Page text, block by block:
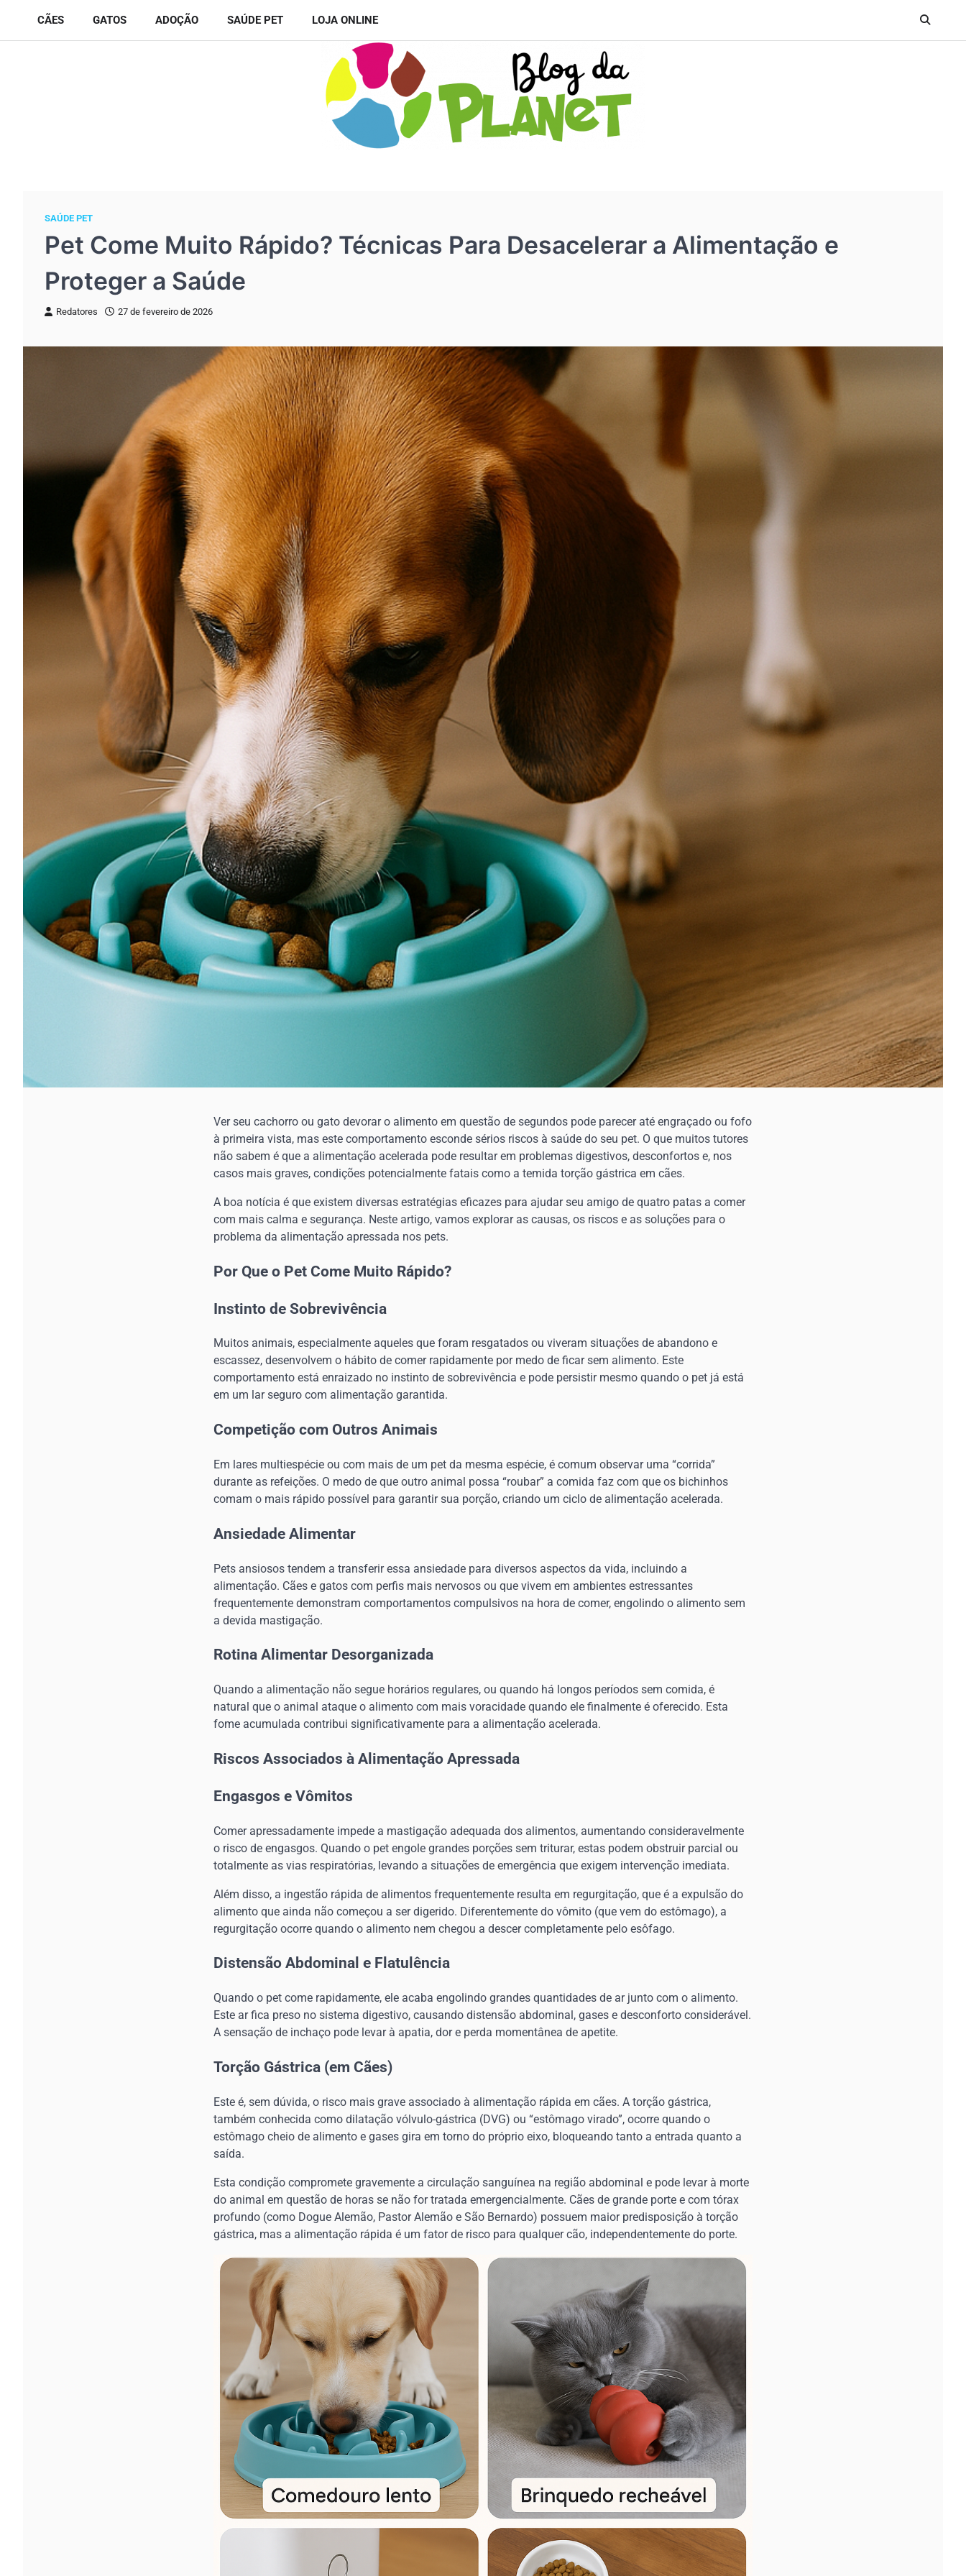
content
CÃES GATOS ADOÇÃO SAÚDE PET LOJA ONLINE
SAÚDE PET
Pet Come Muito Rápido? Técnicas Para Desacelerar a Alimentação e
Proteger a Saúde
Redatores 27 de fevereiro de 2026
Ver seu cachorro ou gato devorar o alimento em questão de segundos pode parecer até engraçado ou fofo
à primeira vista, mas este comportamento esconde sérios riscos à saúde do seu pet. O que muitos tutores
não sabem é que a alimentação acelerada pode resultar em problemas digestivos, desconfortos e, nos
casos mais graves, condições potencialmente fatais como a temida torção gástrica em cães.
A boa notícia é que existem diversas estratégias eficazes para ajudar seu amigo de quatro patas a comer
com mais calma e segurança. Neste artigo, vamos explorar as causas, os riscos e as soluções para o
problema da alimentação apressada nos pets.
Por Que o Pet Come Muito Rápido?
Instinto de Sobrevivência
Muitos animais, especialmente aqueles que foram resgatados ou viveram situações de abandono e
escassez, desenvolvem o hábito de comer rapidamente por medo de ficar sem alimento. Este
comportamento está enraizado no instinto de sobrevivência e pode persistir mesmo quando o pet já está
em um lar seguro com alimentação garantida.
Competição com Outros Animais
Em lares multiespécie ou com mais de um pet da mesma espécie, é comum observar uma “corrida”
durante as refeições. O medo de que outro animal possa “roubar” a comida faz com que os bichinhos
comam o mais rápido possível para garantir sua porção, criando um ciclo de alimentação acelerada.
Ansiedade Alimentar
Pets ansiosos tendem a transferir essa ansiedade para diversos aspectos da vida, incluindo a
alimentação. Cães e gatos com perfis mais nervosos ou que vivem em ambientes estressantes
frequentemente demonstram comportamentos compulsivos na hora de comer, engolindo o alimento sem
a devida mastigação.
Rotina Alimentar Desorganizada
Quando a alimentação não segue horários regulares, ou quando há longos períodos sem comida, é
natural que o animal ataque o alimento com mais voracidade quando ele finalmente é oferecido. Esta
fome acumulada contribui significativamente para a alimentação acelerada.
Riscos Associados à Alimentação Apressada
Engasgos e Vômitos
Comer apressadamente impede a mastigação adequada dos alimentos, aumentando consideravelmente
o risco de engasgos. Quando o pet engole grandes porções sem triturar, estas podem obstruir parcial ou
totalmente as vias respiratórias, levando a situações de emergência que exigem intervenção imediata.
Além disso, a ingestão rápida de alimentos frequentemente resulta em regurgitação, que é a expulsão do
alimento que ainda não começou a ser digerido. Diferentemente do vômito (que vem do estômago), a
regurgitação ocorre quando o alimento nem chegou a descer completamente pelo esôfago.
Distensão Abdominal e Flatulência
Quando o pet come rapidamente, ele acaba engolindo grandes quantidades de ar junto com o alimento.
Este ar fica preso no sistema digestivo, causando distensão abdominal, gases e desconforto considerável.
A sensação de inchaço pode levar à apatia, dor e perda momentânea de apetite.
Torção Gástrica (em Cães)
Este é, sem dúvida, o risco mais grave associado à alimentação rápida em cães. A torção gástrica,
também conhecida como dilatação vólvulo-gástrica (DVG) ou “estômago virado”, ocorre quando o
estômago cheio de alimento e gases gira em torno do próprio eixo, bloqueando tanto a entrada quanto a
saída.
Esta condição compromete gravemente a circulação sanguínea na região abdominal e pode levar à morte
do animal em questão de horas se não for tratada emergencialmente. Cães de grande porte e com tórax
profundo (como Dogue Alemão, Pastor Alemão e São Bernardo) possuem maior predisposição à torção
gástrica, mas a alimentação rápida é um fator de risco para qualquer cão, independentemente do porte.